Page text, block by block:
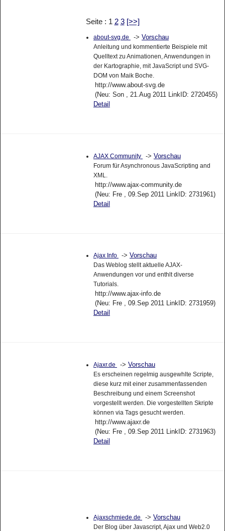
Seite : 1 2 3 [>>]
about-svg.de -> Vorschau
Anleitung und kommentierte Beispiele mit
Quelltext zu Animationen, Anwendungen in
der Kartographie, mit JavaScript und SVG-
DOM von Maik Boche.
http://www.about-svg.de
(Neu: Son , 21.Aug 2011 LinkID: 2720455)
Detail
AJAX Community -> Vorschau
Forum für Asynchronous JavaScripting and
XML.
http://www.ajax-community.de
(Neu: Fre , 09.Sep 2011 LinkID: 2731961)
Detail
Ajax Info -> Vorschau
Das Weblog stellt aktuelle AJAX-
Anwendungen vor und enthlt diverse
Tutorials.
http://www.ajax-info.de
(Neu: Fre , 09.Sep 2011 LinkID: 2731959)
Detail
Ajaxr.de -> Vorschau
Es erscheinen regelmig ausgewhlte Scripte,
diese kurz mit einer zusammenfassenden
Beschreibung und einem Screenshot
vorgestellt werden. Die vorgestellten Skripte
können via Tags gesucht werden.
http://www.ajaxr.de
(Neu: Fre , 09.Sep 2011 LinkID: 2731963)
Detail
Ajaxschmiede.de -> Vorschau
Der Blog über Javascript, Ajax und Web2.0